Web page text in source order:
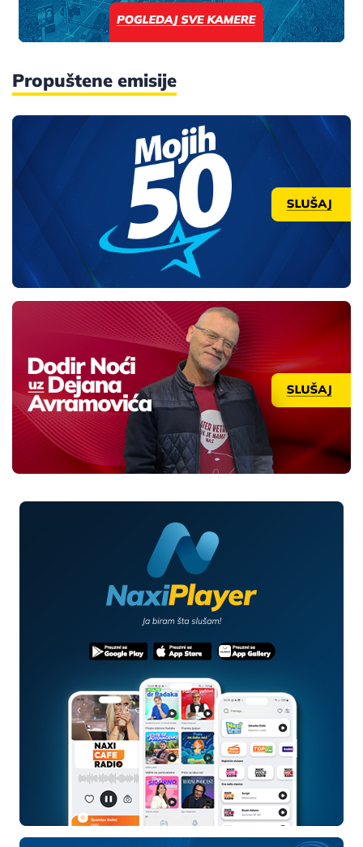
Propuštene emisije